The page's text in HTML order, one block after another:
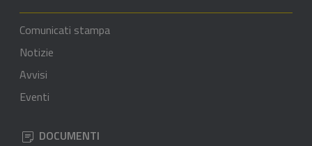
Comunicati stampa
Notizie
Avvisi
Eventi
DOCUMENTI